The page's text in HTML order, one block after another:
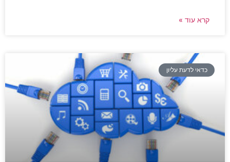
קרא עוד »
כדאי לדעת עליון